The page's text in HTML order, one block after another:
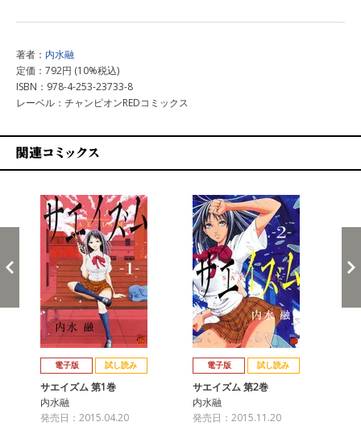
著者： 内水融
定価：792円 (10%税込)
ISBN：978-4-253-23733-8
レーベル：チャンピオンREDコミックス
電子版 試し読み
サエイズム 第1巻
内水融
発売日：2015.04.20
電子版 試し読み
サエイズム 第2巻
内水融
発売日：2015.11.20